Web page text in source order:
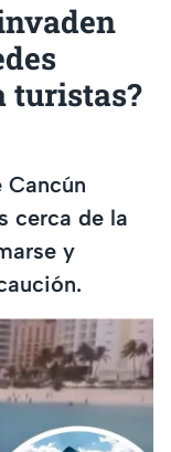
turistas?
Cancún
cerca de la
y